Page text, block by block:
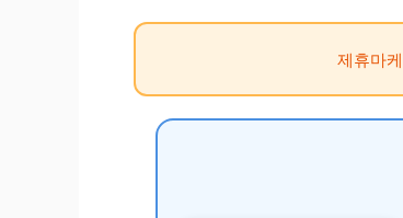
제휴마